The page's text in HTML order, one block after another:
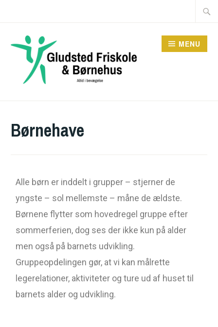
MENU
Børnehave
Alle børn er inddelt i grupper – stjerner de
yngste – sol mellemste – måne de ældste.
Børnene flytter som hovedregel gruppe efter
sommerferien, dog ses der ikke kun på alder
men også på barnets udvikling.
Gruppeopdelingen gør, at vi kan målrette
legerelationer, aktiviteter og ture ud af huset til
barnets alder og udvikling.